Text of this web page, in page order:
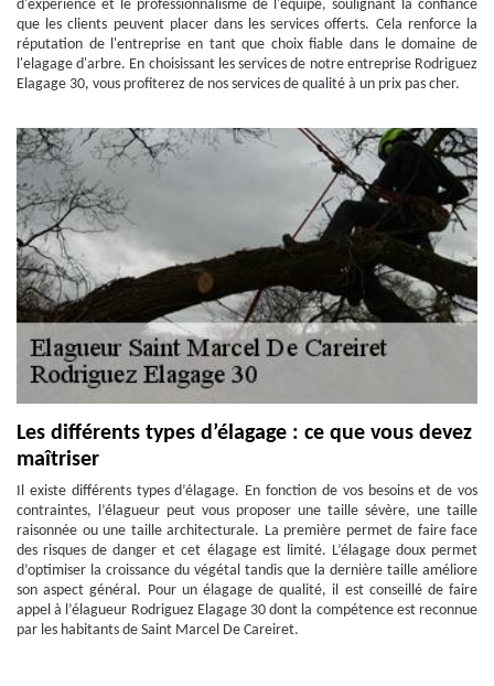
d'expérience et le professionnalisme de l'équipe, soulignant la confiance
que les clients peuvent placer dans les services offerts. Cela renforce la
réputation de l'entreprise en tant que choix fiable dans le domaine de
l'elagage d'arbre. En choisissant les services de notre entreprise Rodriguez
Elagage 30, vous profiterez de nos services de qualité à un prix pas cher.
Les différents types d’élagage : ce que vous devez
maîtriser
Il existe différents types d’élagage. En fonction de vos besoins et de vos
contraintes, l’élagueur peut vous proposer une taille sévère, une taille
raisonnée ou une taille architecturale. La première permet de faire face
des risques de danger et cet élagage est limité. L’élagage doux permet
d’optimiser la croissance du végétal tandis que la dernière taille améliore
son aspect général. Pour un élagage de qualité, il est conseillé de faire
appel à l’élagueur Rodriguez Elagage 30 dont la compétence est reconnue
par les habitants de Saint Marcel De Careiret.